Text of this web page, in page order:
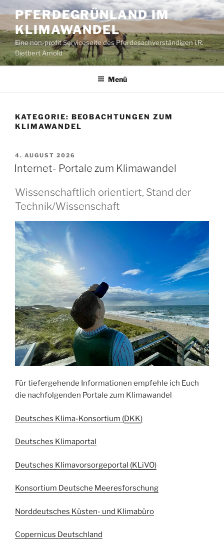
Inhalt
springen
PFERDEGRÜNLAND IM
KLIMAWANDEL
Eine non-profit Serviceseite des Pferdesachverständigen i.R.
Dietbert Arnold
Menü
KATEGORIE: BEOBACHTUNGEN ZUM
KLIMAWANDEL
VERÖFFENTLICHT
AM
4. AUGUST 2026
Internet- Portale zum Klimawandel
Wissenschaftlich orientiert, Stand der
Technik/Wissenschaft
Für tiefergehende Informationen empfehle ich Euch
die nachfolgenden Portale zum Klimawandel
Deutsches Klima-Konsortium (DKK)
Deutsches Klimaportal
Deutsches Klimavorsorgeportal (KLiVO)
Konsortium Deutsche Meeresforschung
Norddeutsches Küsten- und Klimabüro
Copernicus Deutschland